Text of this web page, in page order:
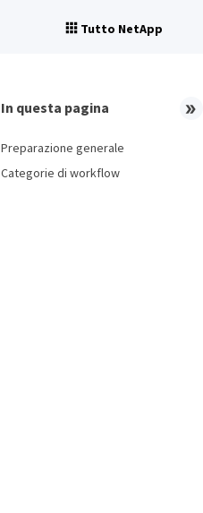
Tutto NetApp
In questa pagina
Preparazione generale
Categorie di workflow